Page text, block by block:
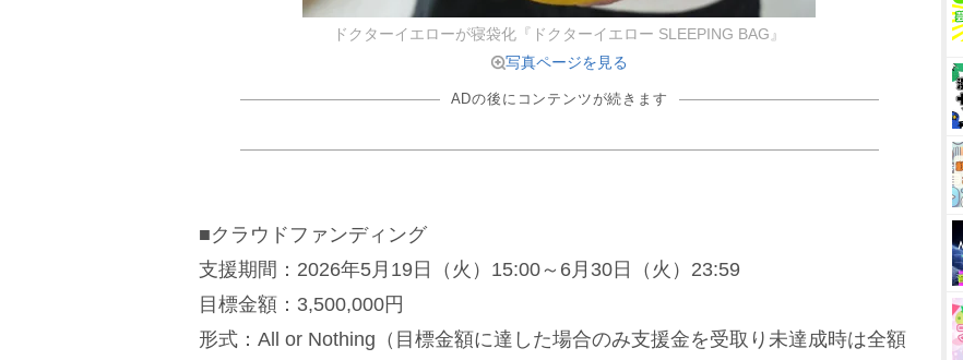
ドクターイエローが寝袋化『ドクターイエロー SLEEPING BAG』
写真ページを見る
ADの後にコンテンツが続きます
■クラウドファンディング
支援期間：2026年5月19日（火）15:00～6月30日（火）23:59
目標金額：3,500,000円
形式：All or Nothing（目標金額に達した場合のみ支援金を受取り未達成時は全額